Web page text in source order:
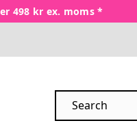
498 kr ex. moms *